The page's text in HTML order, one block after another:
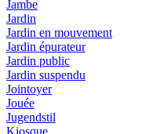
Jambe
Jardin
Jardin en mouvement
Jardin épurateur
Jardin public
Jardin suspendu
Jointoyer
Jouée
Jugendstil